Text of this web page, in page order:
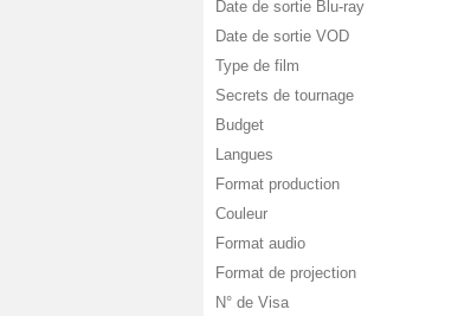
Date de sortie Blu-ray
Date de sortie VOD
Type de film
Secrets de tournage
Budget
Langues
Format production
Couleur
Format audio
Format de projection
N° de Visa